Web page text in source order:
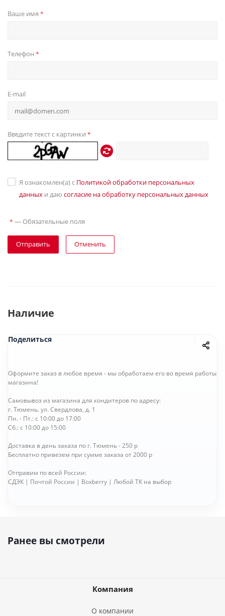
Ваше имя *
Телефон *
E-mail
Введите текст с картинки *
Я ознакомлен(а) с Политикой обработки персональных
данных и даю согласие на обработку персональных данных
* — Обязательные поля
Отправить Отменить
Наличие
Поделиться
Оформите заказ в любое время - мы обработаем его во время работы
магазина!
Самовывоз из магазина для кондитеров по адресу:
г. Тюмень. ул. Свердлова, д. 1
Пн. - Пт.: с 10:00 до 17:00
Сб.: с 10:00 до 15:00
Доставка в день заказа по г. Тюмень - 250 р
Бесплатно привезем при сумме заказа от 2000 р
Отправим по всей России:
СДЭК | Почтой России | Boxberry | Любой ТК на выбор
Ранее вы смотрели
Компания
О компании